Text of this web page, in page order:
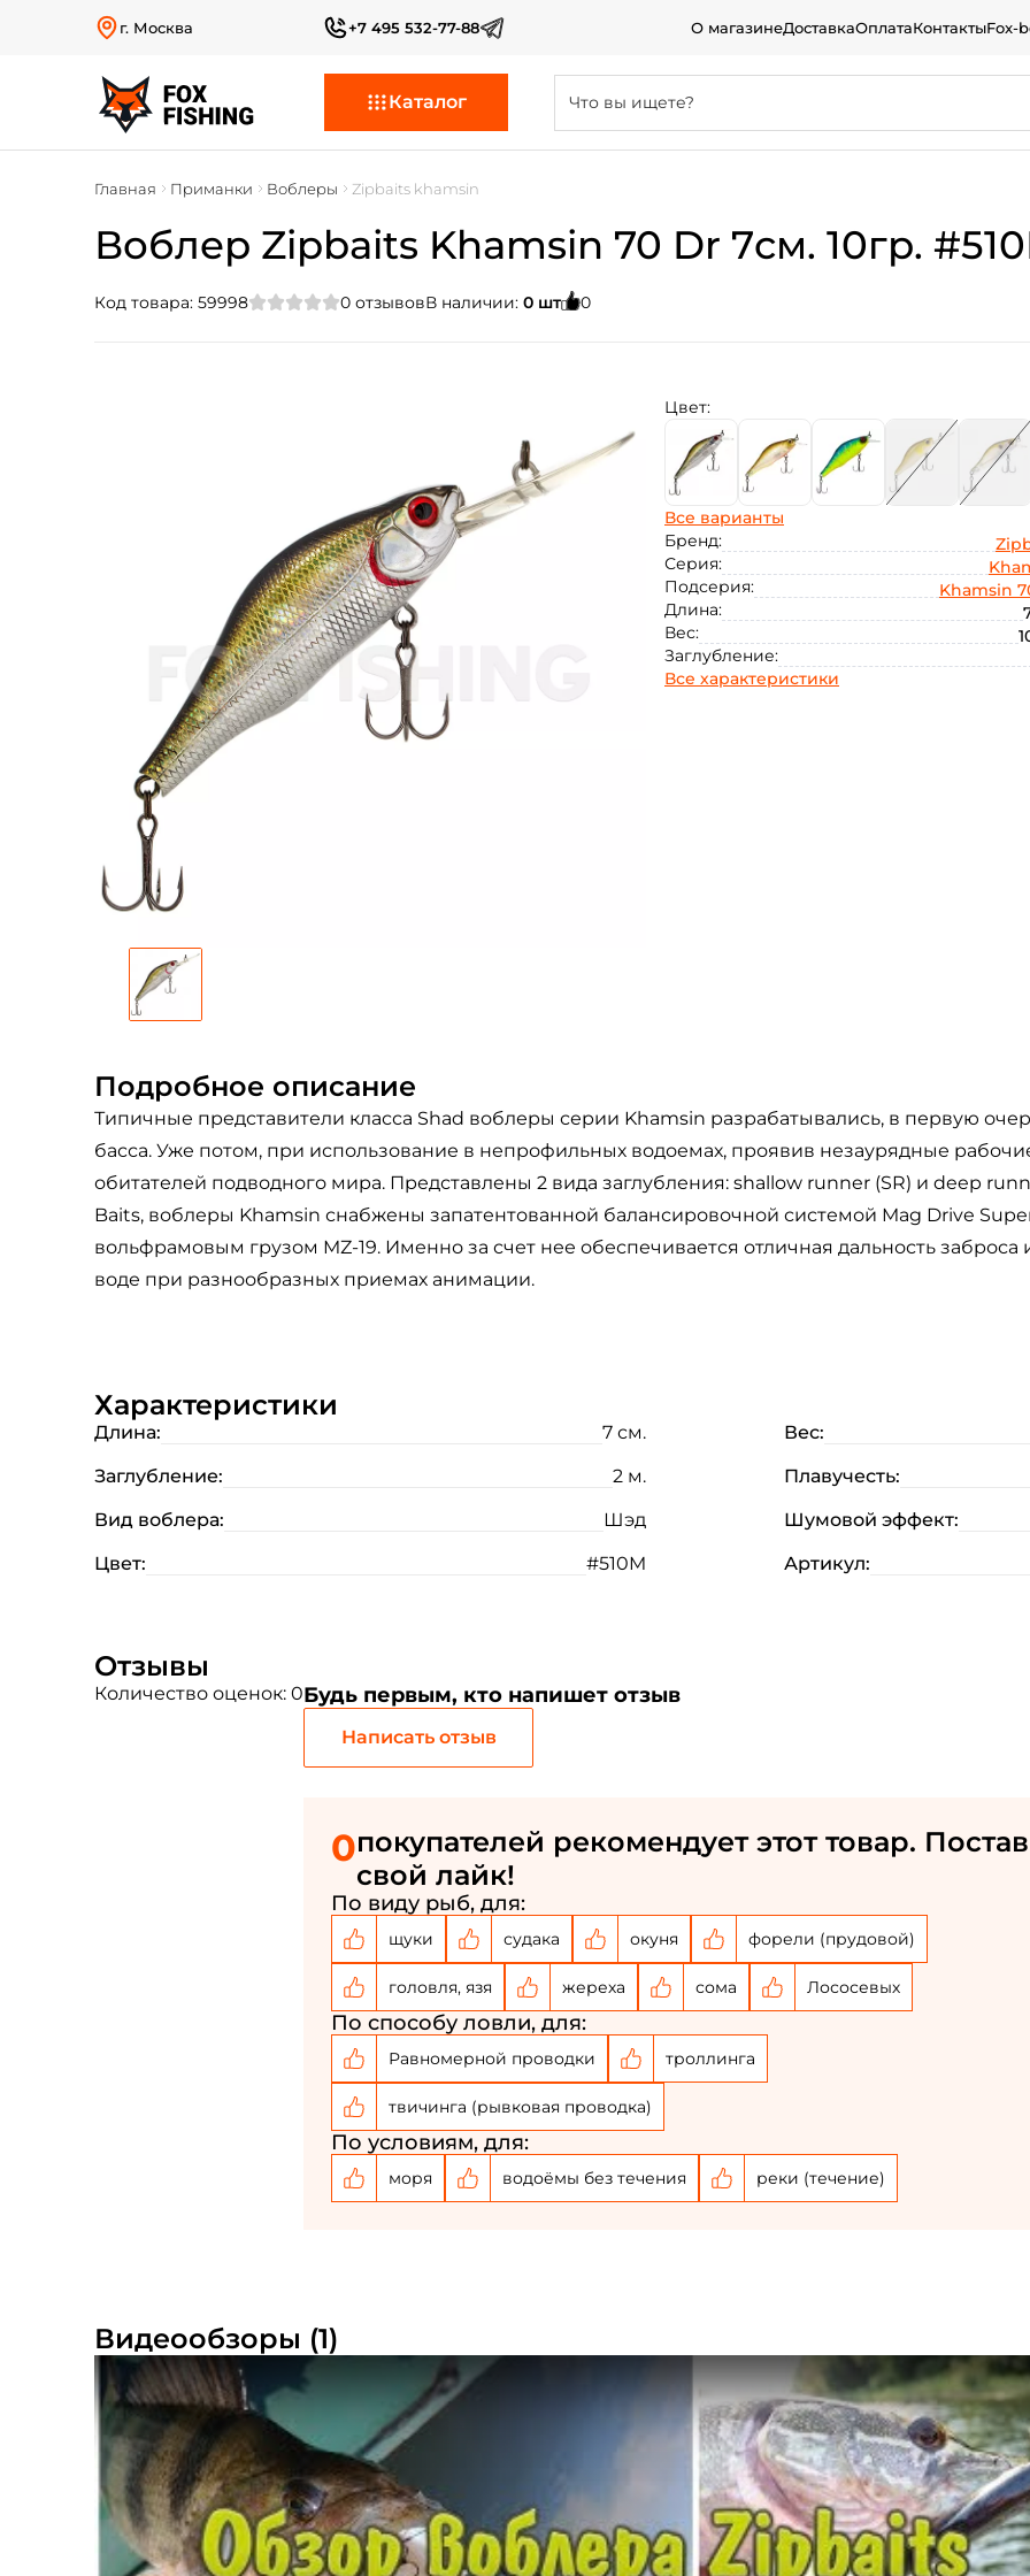
г. Москва +7 495 532-77-88 О магазинеДоставкаОплатаКонтактыFox-
Каталог
Главная Приманки Воблеры Zipbaits khamsin
Воблер Zipbaits Khamsin 70 Dr 7см. 10гр.
Код товара: 59998 0 отзывовВ наличии: 0 шт 0
Цвет:
Все варианты
Бренд:
Серия:
Подсерия:
Khamsin
Длина:
Вес:
Заглубление:
Все характеристики
Подробное описание
Типичные представители класса Shad воблеры серии Khamsin разрабатывались, в первую
басса. Уже потом, при использование в непрофильных водоемах, проявив незаурядные
обитателей подводного мира. Представлены 2 вида заглубления: shallow runner (SR) и deep
Baits, воблеры Khamsin снабжены запатентованной балансировочной системой Mag Drive
вольфрамовым грузом MZ-19. Именно за счет нее обеспечивается отличная дальность
воде при разнообразных приемах анимации.
Характеристики
Длина: 7 см. Вес:
Заглубление:
2 м. Плавучесть:
Вид воблера:
Шэд Шумовой эффект:
Цвет:
#510M Артикул:
Отзывы
Количество оценок: 0Будь первым, кто напишет отзыв
Написать отзыв
0покупателей рекомендует этот товар.
свой лайк!
По виду рыб, для:
щуки судака окуня форели (прудовой)
головля, язя жереха сома Лососевых
По способу ловли, для:
Равномерной проводки троллинга
твичинга (рывковая проводка)
По условиям, для:
моря водоёмы без течения реки (течение)
Видеообзоры (1)
Создать аккаунт
ФИО: *
Email: *
Повторите пароль: *
Заполняя данную форму вы соглашаетесь на
персональных данных
Создать аккаунт
У меня уже есть аккаунт